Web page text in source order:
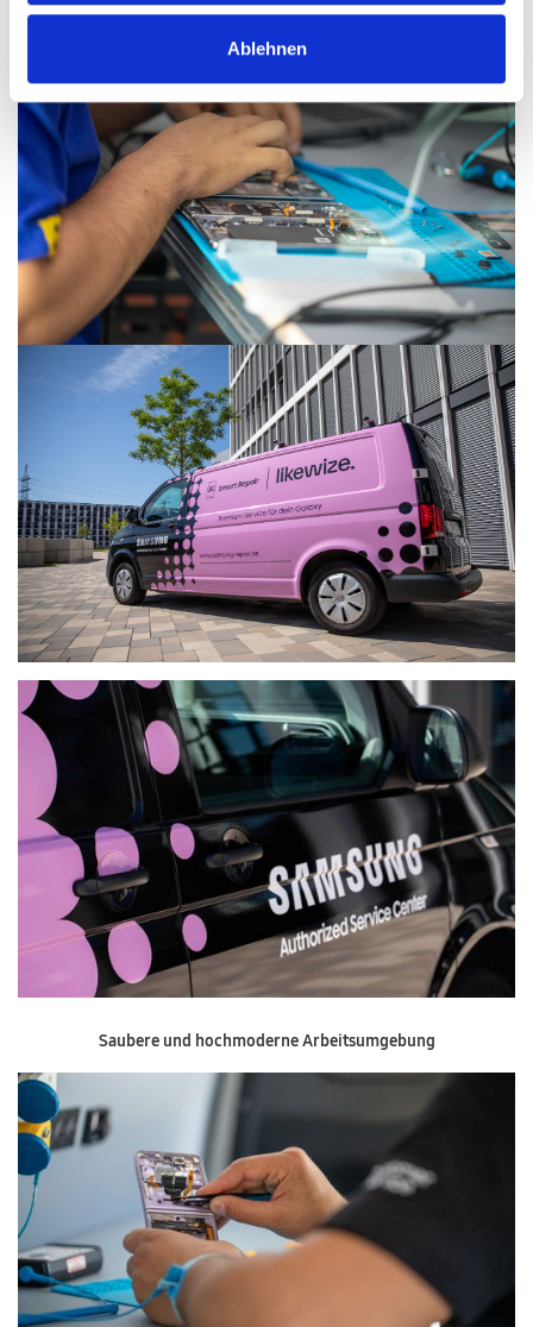
Ablehnen
Saubere und hochmoderne Arbeitsumgebung